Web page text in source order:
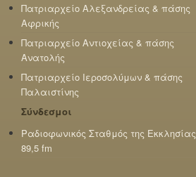
Πατριαρχείο Αλεξανδρείας & πάσης
Αφρικής
Πατριαρχείο Αντιοχείας & πάσης
Ανατολής
Πατριαρχείο Ιεροσολύμων & πάσης
Παλαιστίνης
Σύνδεσμοι
Ραδιοφωνικός Σταθμός της Εκκλησίας
89,5 fm